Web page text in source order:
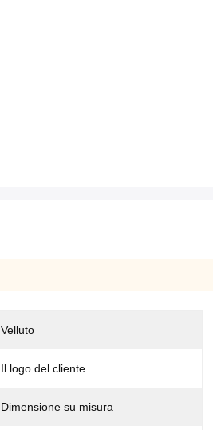
Velluto
Il logo del cliente
Dimensione su misura